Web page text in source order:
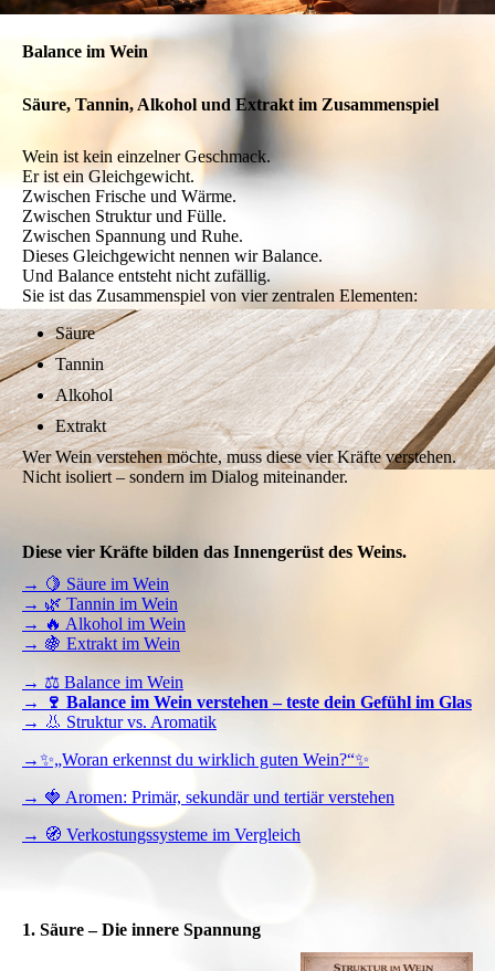
Balance im Wein
Säure, Tannin, Alkohol und Extrakt im Zusammenspiel
Wein ist kein einzelner Geschmack.
Er ist ein Gleichgewicht.
Zwischen Frische und Wärme.
Zwischen Struktur und Fülle.
Zwischen Spannung und Ruhe.
Dieses Gleichgewicht nennen wir Balance.
Und Balance entsteht nicht zufällig.
Sie ist das Zusammenspiel von vier zentralen Elementen:
Säure
Tannin
Alkohol
Extrakt
Wer Wein verstehen möchte, muss diese vier Kräfte verstehen.
Nicht isoliert – sondern im Dialog miteinander.
Diese vier Kräfte bilden das Innengerüst des Weins.
→ 🍋 Säure im Wein
→ 🌿 Tannin im Wein
→ 🔥 Alkohol im Wein
→ 🍇 Extrakt im Wein
→ ⚖️ Balance im Wein
→ 🍷 Balance im Wein verstehen – teste dein Gefühl im Glas
→ 👃 Struktur vs. Aromatik
→✨„Woran erkennst du wirklich guten Wein?“✨
→ 🍓 Aromen: Primär, sekundär und tertiär verstehen
→ 🧭 Verkostungssysteme im Vergleich
1. Säure – Die innere Spannung